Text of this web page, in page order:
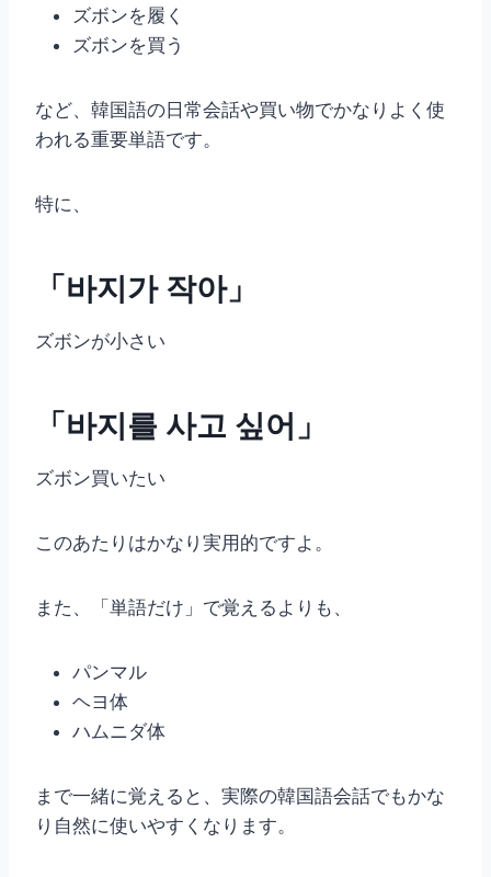
ズボンを履く
ズボンを買う
など、韓国語の日常会話や買い物でかなりよく使
われる重要単語です。
特に、
「바지가 작아」
ズボンが小さい
「바지를 사고 싶어」
ズボン買いたい
このあたりはかなり実用的ですよ。
また、「単語だけ」で覚えるよりも、
パンマル
ヘヨ体
ハムニダ体
まで一緒に覚えると、実際の韓国語会話でもかな
り自然に使いやすくなります。